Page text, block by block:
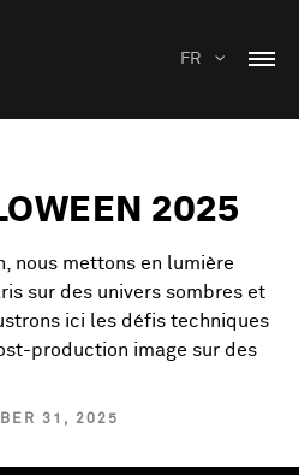
FR
2025
nous mettons en lumière
sur des univers sombres et
ici les défis techniques
production image sur des
31, 2025